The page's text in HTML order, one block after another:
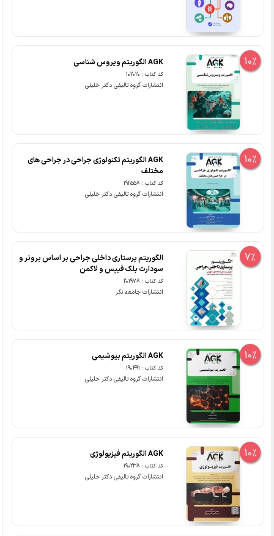
10% AGK الگوریتم ویروس شناسی
کد کتاب : 102020
انتشارات گروه تالیفی دکتر خلیلی
10%
AGK الگوریتم تکنولوژی جراحی در جراحی های
مختلف
کد کتاب : 192558
انتشارات گروه تالیفی دکتر خلیلی
7%
الگوریتم پرستاری داخلی جراحی بر اساس برونر و
سودارث بلک فیپس و لاکمن
کد کتاب : 201978
انتشارات جامعه نگر
10% AGK الگوریتم بیوشیمی
کد کتاب : 190491
انتشارات گروه تالیفی دکتر خلیلی
10% AGK الگوریتم فیزیولوژی
کد کتاب : 190238
انتشارات گروه تالیفی دکتر خلیلی